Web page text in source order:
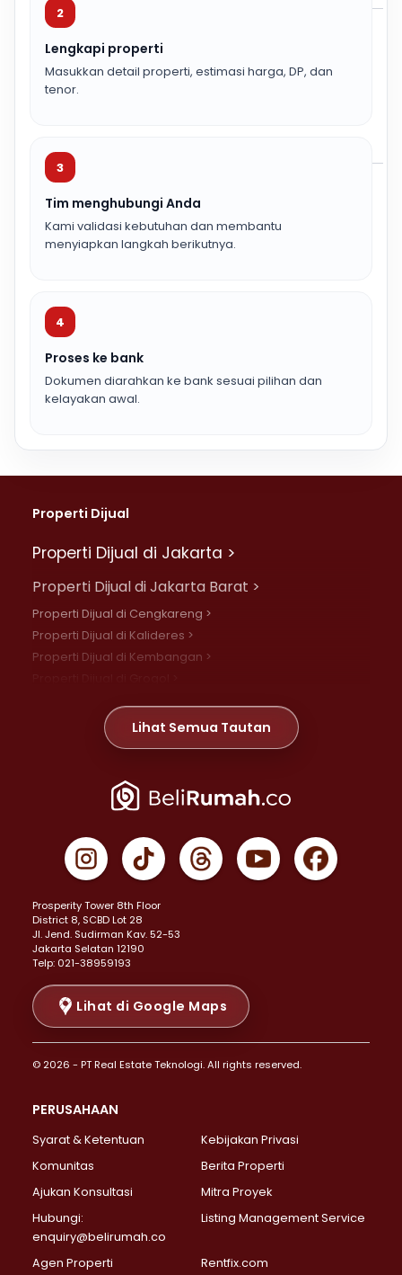
2
Lengkapi properti
Masukkan detail properti, estimasi harga, DP, dan
tenor.
3
Tim menghubungi Anda
Kami validasi kebutuhan dan membantu
menyiapkan langkah berikutnya.
4
Proses ke bank
Dokumen diarahkan ke bank sesuai pilihan dan
kelayakan awal.
Properti Dijual
Properti Dijual di Jakarta >
Properti Dijual di Jakarta Barat >
Properti Dijual di Cengkareng >
Properti Dijual di Kalideres >
Properti Dijual di Kembangan >
Properti Dijual di Meruya >
Properti Dijual di Jelambar >
Properti Dijual di Jakarta Pusat >
Properti Dijual di Gambir >
Properti Dijual di Johar Baru >
Properti Dijual di Menteng >
Properti Dijual di Senen >
Properti Dijual di Tanah Abang >
Properti Dijual di Cikini >
Properti Dijual di Kramat >
Properti Dijual di Pasar Baru >
Properti Dijual di Bendungan Hilir >
Properti Dijual di Jakarta Selatan >
Properti Dijual di Lebak Bulus >
Properti Dijual di Gandaria Selatan >
Properti Dijual di Pondok Labu >
Properti Dijual di Lenteng Agung >
Properti Dijual di Senayan >
Properti Dijual di Pondok Pinang >
Lihat Semua Tautan
Prosperity Tower 8th Floor
District 8, SCBD Lot 28
JI. Jend. Sudirman Kav. 52-53
Jakarta Selatan 12190
Telp: 021-38959193
Lihat di Google Maps
© 2026 - PT Real Estate Teknologi. All rights reserved.
PERUSAHAAN
Syarat & Ketentuan
Kebijakan Privasi
Komunitas
Berita Properti
Ajukan Konsultasi
Mitra Proyek
Hubungi:
enquiry@belirumah.co
Listing Management Service
Agen Properti Rentfix.com